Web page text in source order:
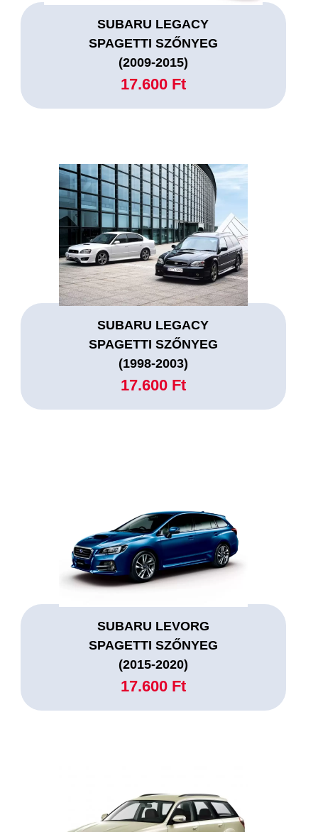
SUBARU LEGACY
SPAGETTI SZŐNYEG
(2009-2015)
17.600 Ft
SUBARU LEGACY
SPAGETTI SZŐNYEG
(1998-2003)
17.600 Ft
SUBARU LEVORG
SPAGETTI SZŐNYEG
(2015-2020)
17.600 Ft